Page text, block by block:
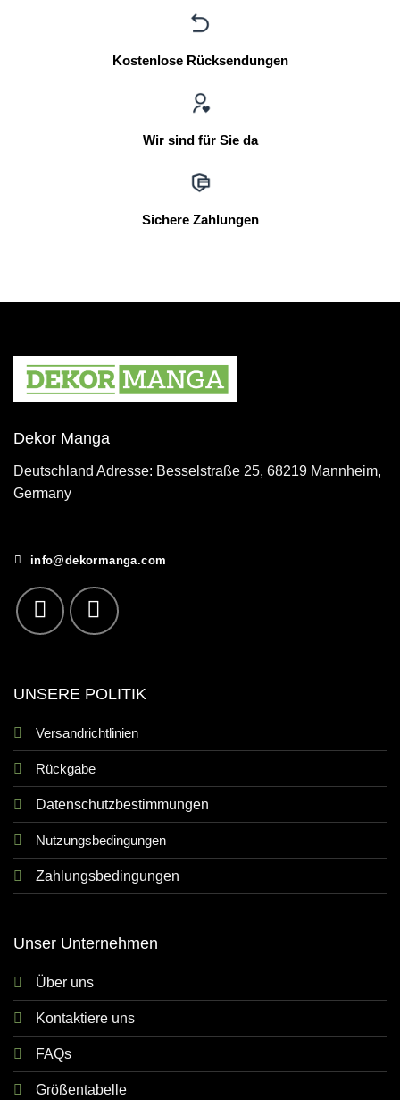
Kostenlose Rücksendungen
Wir sind für Sie da
Sichere Zahlungen
Dekor Manga
Deutschland Adresse: Besselstraße 25, 68219 Mannheim,
Germany
info@dekormanga.com
UNSERE POLITIK
Versandrichtlinien
Rückgabe
Datenschutzbestimmungen
Nutzungsbedingungen
Zahlungsbedingungen
Unser Unternehmen
Über uns
Kontaktiere uns
FAQs
Größentabelle